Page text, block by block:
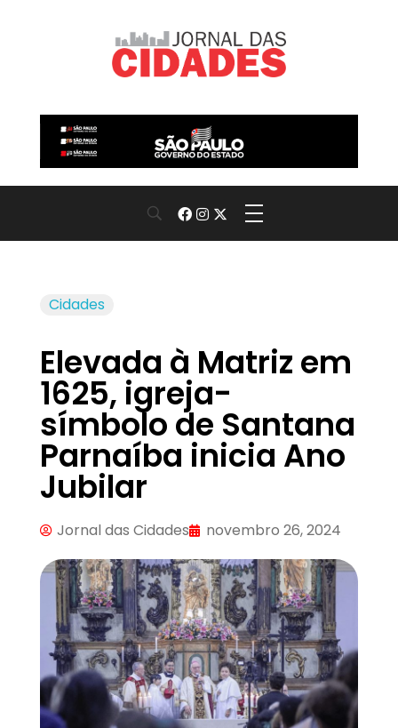
Cidades
Elevada à Matriz em
1625, igreja-
símbolo de Santana
Parnaíba inicia Ano
Jubilar
Jornal das Cidades novembro 26, 2024